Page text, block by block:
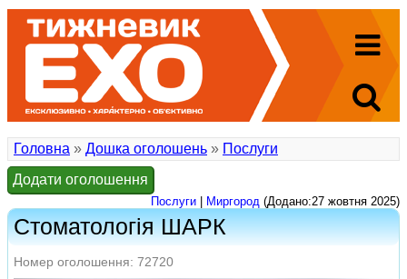
Головна » Дошка оголошень » Послуги
Додати оголошення
Послуги Миргород (Додано:27 жовтня 2025)
Стоматологія ШАРК
Номер оголошення: 72720